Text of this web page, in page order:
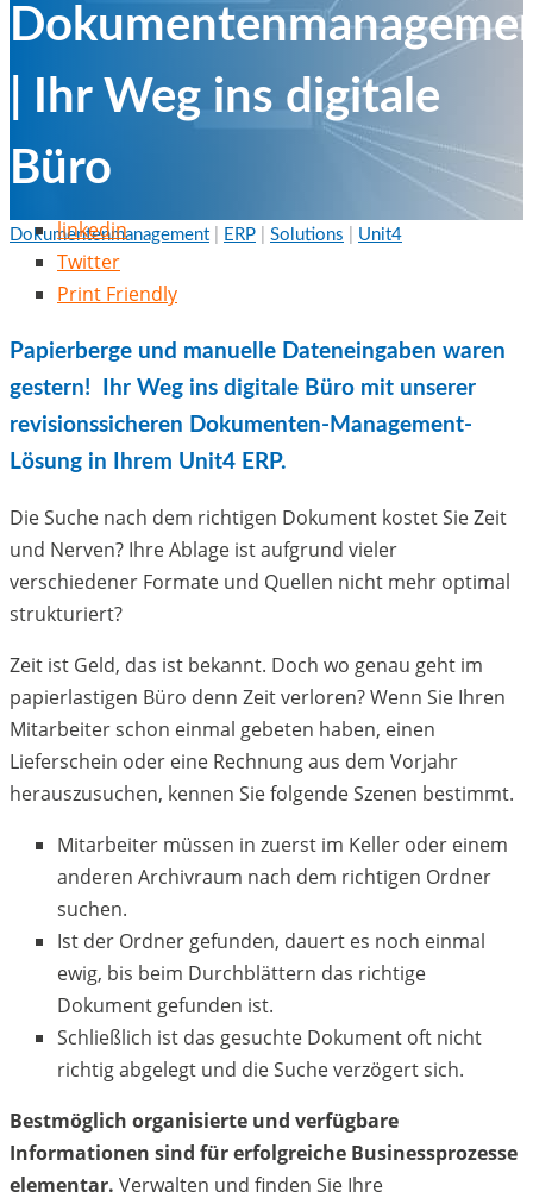
| Ihr Weg ins digitale
Büro
vonAniko Gärtner26 Juli, 2022
Dokumentenmanagement ERP Solutions Unit4
linkedin
Twitter
Print Friendly
Papierberge und manuelle Dateneingaben waren
gestern! Ihr Weg ins digitale Büro mit unserer
revisionssicheren Dokumenten-Management-
Lösung in Ihrem Unit4 ERP.
Die Suche nach dem richtigen Dokument kostet Sie Zeit
und Nerven? Ihre Ablage ist aufgrund vieler
verschiedener Formate und Quellen nicht mehr optimal
strukturiert?
Zeit ist Geld, das ist bekannt. Doch wo genau geht im
papierlastigen Büro denn Zeit verloren? Wenn Sie Ihren
Mitarbeiter schon einmal gebeten haben, einen
Lieferschein oder eine Rechnung aus dem Vorjahr
herauszusuchen, kennen Sie folgende Szenen bestimmt.
Mitarbeiter müssen in zuerst im Keller oder einem
anderen Archivraum nach dem richtigen Ordner
suchen.
Ist der Ordner gefunden, dauert es noch einmal
ewig, bis beim Durchblättern das richtige
Dokument gefunden ist.
Schließlich ist das gesuchte Dokument oft nicht
richtig abgelegt und die Suche verzögert sich.
Bestmöglich organisierte und verfügbare
Informationen sind für erfolgreiche Businessprozesse
elementar. Verwalten und finden Sie Ihre